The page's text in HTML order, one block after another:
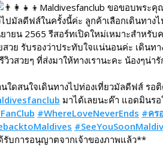
Maldivesfanclub ขอขอบพระ
ปมัลดีฟส์ในครั้งนี้ค่ะ ลูกค้าเลือกเดินทางไ
ายน 2565 รีสอร์ทเปิดใหม่เหมาะสำหรั
สวย รับรองว่าประทับใจแน่นอนค่ะ เดินท
วสวยๆ ที่ส่งมาให้ทางเรานะคะ น้องๆน่า
ใดสนใจเดินทางไปท่องเที่ยวมัลดีฟส์ ร
มาได้เลยนะค๊า แอดมินร
#WhereLoveNeverEnds #คร
บการอนุญาตจากเจ้าของภาพแล้ว**